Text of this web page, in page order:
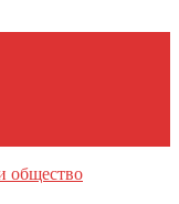
общество